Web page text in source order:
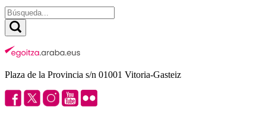
Plaza de la Provincia s/n 01001 Vitoria-Gasteiz